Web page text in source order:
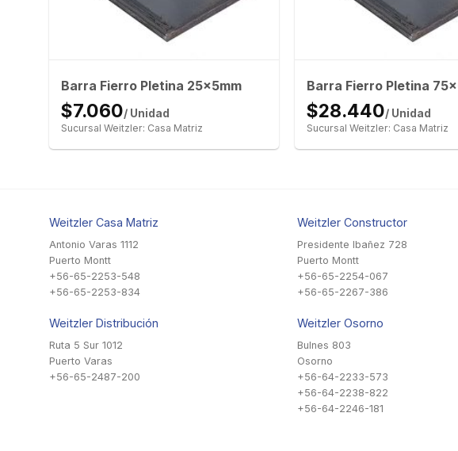
Barra Fierro Pletina 25x5mm
$7.060/ Unidad
Sucursal Weitzler: Casa Matriz
Barra Fierro Pletina
$28.440/ Unidad
Sucursal Weitzler: Casa Matriz
Weitzler Casa Matriz
Antonio Varas 1112
Puerto Montt
+56-65-2253-548
+56-65-2253-834
Weitzler Distribución
Ruta 5 Sur 1012
Puerto Varas
+56-65-2487-200
Weitzler Constructor
Presidente Ibañez 728
Puerto Montt
+56-65-2254-067
+56-65-2267-386
Weitzler Osorno
Bulnes 803
Osorno
+56-64-2233-573
+56-64-2238-822
+56-64-2246-181